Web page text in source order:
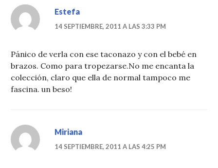
Estefa
14 SEPTIEMBRE, 2011 A LAS 3:33 PM
Pánico de verla con ese taconazo y con el bebé en
brazos. Como para tropezarse.No me encanta la
colección, claro que ella de normal tampoco me
fascina. un beso!
Miriana
14 SEPTIEMBRE, 2011 A LAS 4:25 PM